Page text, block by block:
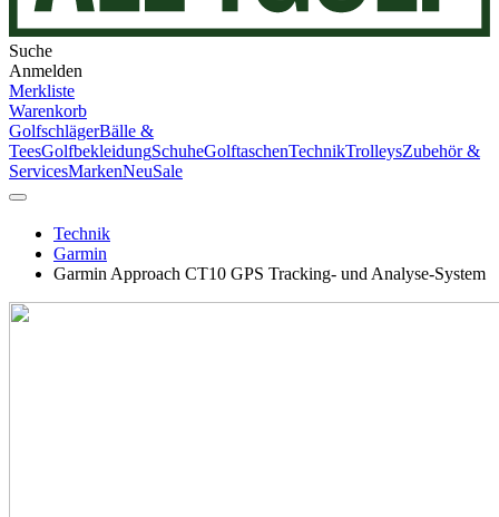
Suche
Anmelden
Merkliste
Warenkorb
GolfschlägerBälle &
TeesGolfbekleidungSchuheGolftaschenTechnikTrolleysZubehör &
ServicesMarkenNeuSale
Technik
Garmin
Garmin Approach CT10 GPS Tracking- und Analyse-System